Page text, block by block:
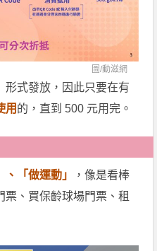
圖/動滋網
形式發放，因此只要在有
用 的，直到 500 元用完。
、「做運動」
，像是看棒
、買保齡球場門票、租